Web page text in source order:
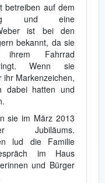
betreiben auf dem
und eine
ist bei den
bekannt, da sie
ihrem Fahrrad
Wenn sie
ihr Markenzeichen,
dabei hatten und
sie im März 2013
Jubiläums.
lud die Familie
im Haus
und Bürger